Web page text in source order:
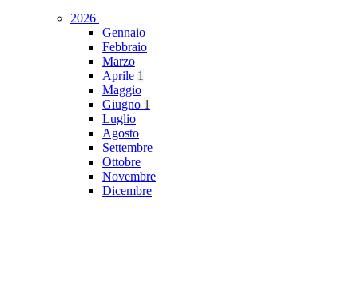
2026
Gennaio
Febbraio
Marzo
Aprile 1
Maggio
Giugno 1
Luglio
Agosto
Settembre
Ottobre
Novembre
Dicembre